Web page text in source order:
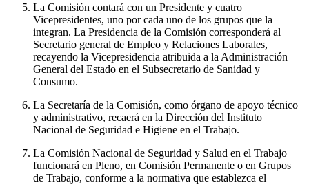
La Comisión contará con un Presidente y cuatro
Vicepresidentes, uno por cada uno de los grupos que la
integran. La Presidencia de la Comisión corresponderá al
Secretario general de Empleo y Relaciones Laborales,
recayendo la Vicepresidencia atribuida a la Administración
General del Estado en el Subsecretario de Sanidad y
Consumo.
La Secretaría de la Comisión, como órgano de apoyo técnico
y administrativo, recaerá en la Dirección del Instituto
Nacional de Seguridad e Higiene en el Trabajo.
La Comisión Nacional de Seguridad y Salud en el Trabajo
funcionará en Pleno, en Comisión Permanente o en Grupos
de Trabajo, conforme a la normativa que establezca el